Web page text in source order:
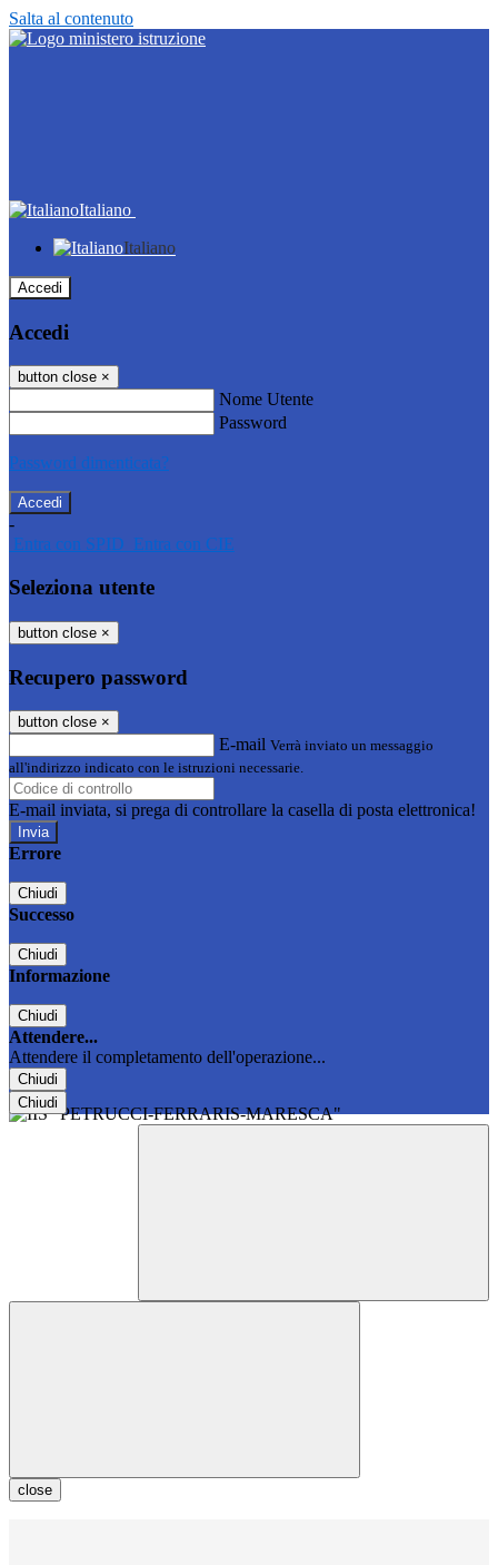
Salta al contenuto
Italiano
Italiano
Accedi
Accedi
button close ×
Nome Utente
Password
Password dimenticata?
-
Entra con SPID Entra con CIE
Seleziona utente
button close ×
Recupero password
button close ×
E-mail Verrà inviato un messaggio
all'indirizzo indicato con le istruzioni necessarie.
E-mail inviata, si prega di controllare la casella di posta elettronica!
Errore
Chiudi
Successo
Chiudi
Informazione
Chiudi
Attendere...
Attendere il completamento dell'operazione...
Chiudi
Chiudi
close